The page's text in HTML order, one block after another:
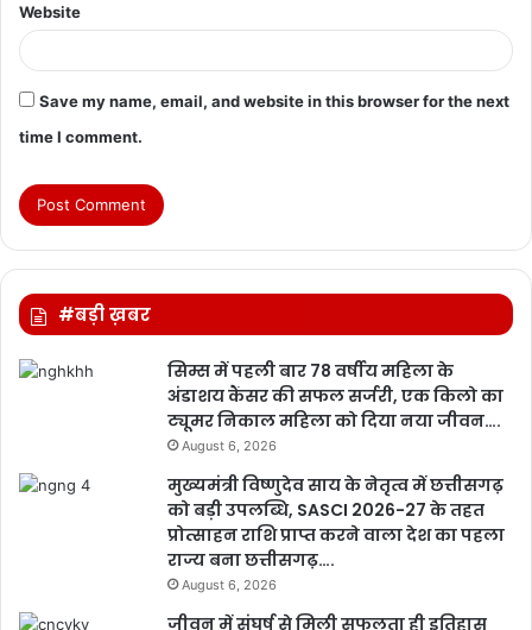
Website
Save my name, email, and website in this browser for the next
time I comment.
#बड़ी ख़बर
सिम्स में पहली बार 78 वर्षीय महिला के
अंडाशय कैंसर की सफल सर्जरी, एक किलो का
ट्यूमर निकाल महिला को दिया नया जीवन….
August 6, 2026
मुख्यमंत्री विष्णुदेव साय के नेतृत्व में छत्तीसगढ़
को बड़ी उपलब्धि, SASCI 2026-27 के तहत
प्रोत्साहन राशि प्राप्त करने वाला देश का पहला
राज्य बना छत्तीसगढ़….
August 6, 2026
जीवन में संघर्ष से मिली सफलता ही इतिहास